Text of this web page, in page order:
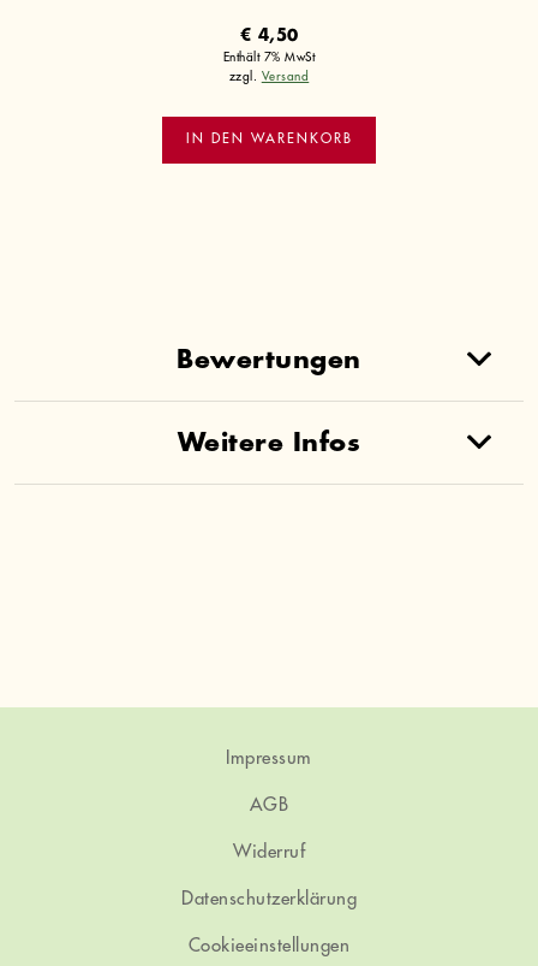
€ 4,50
Enthält 7% MwSt
zzgl. Versand
IN DEN WARENKORB
Weitere Infos
Bewertungen
Impressum
AGB
Widerruf
Datenschutzerklärung
Cookieeinstellungen